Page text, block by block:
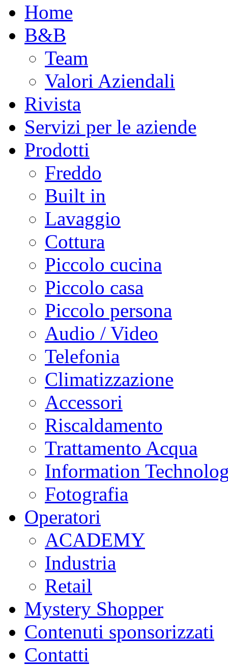
Home
B&B
Team
Valori Aziendali
Rivista
Servizi per le aziende
Prodotti
Freddo
Built in
Lavaggio
Cottura
Piccolo cucina
Piccolo casa
Piccolo persona
Audio / Video
Telefonia
Climatizzazione
Accessori
Riscaldamento
Trattamento Acqua
Information
Fotografia
Operatori
ACADEMY
Industria
Retail
Mystery Shopper
Contenuti sponsorizzati
Contatti